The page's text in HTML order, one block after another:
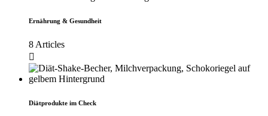
Ernährung & Gesundheit
8 Articles
Diätprodukte im Check